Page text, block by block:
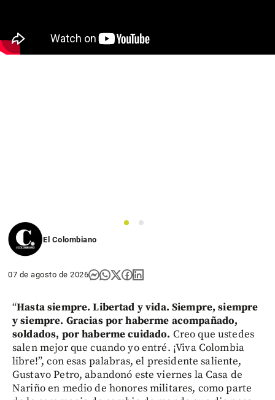
1
2
El Colombiano
07 de agosto de 2026
“Hasta siempre. Libertad y vida. Siempre, siempre
y siempre. Gracias por haberme acompañado,
soldados, por haberme cuidado. Creo que ustedes
salen mejor que cuando yo entré. ¡Viva Colombia
libre!”, con esas palabras, el presidente saliente,
Gustavo Petro, abandonó este viernes la Casa de
Nariño en medio de honores militares, como parte